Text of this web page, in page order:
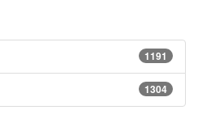
1191
1304